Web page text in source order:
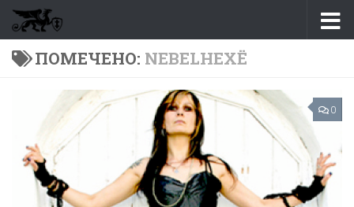
Перейти к содержимому
ПОМЕЧЕНО: NEBELHEXË
0